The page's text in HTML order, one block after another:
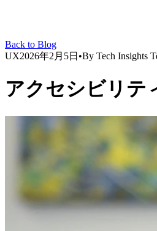
Back to Blog
UX2026年2月5日 •By Tech Insights
アクセシビリテ